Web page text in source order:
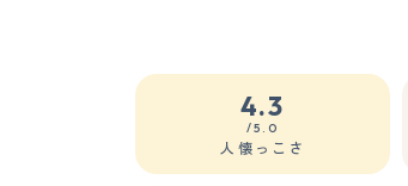
4.3
/5.0
人懐っこさ